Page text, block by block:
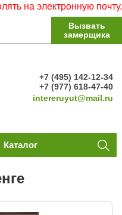
электронную почту.
Вызвать
замерщика
+7 (495) 142-12-34
+7 (977) 618-47-40
intereruyut@mail.ru
Каталог